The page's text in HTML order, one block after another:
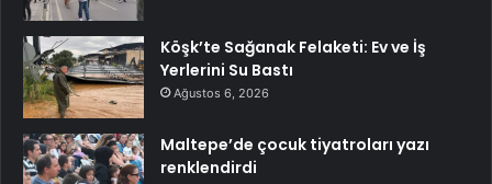
Köşk’te Sağanak Felaketi: Ev ve İş
Yerlerini Su Bastı
Ağustos 6, 2026
Maltepe’de çocuk tiyatroları yazı
renklendirdi